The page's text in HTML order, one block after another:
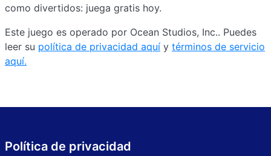
como divertidos: juega gratis hoy.
Este juego es operado por Ocean Studios, Inc.. Puedes
leer su política de privacidad aquí y términos de servicio
aquí.
Política de privacidad